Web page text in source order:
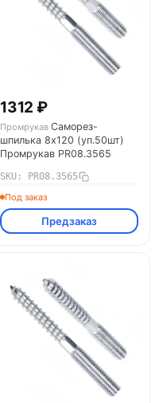
1312 ₽
Промрукав Саморез-
шпилька 8х120 (уп.50шт)
Промрукав PR08.3565
SKU: PR08.3565
Под заказ
Предзаказ